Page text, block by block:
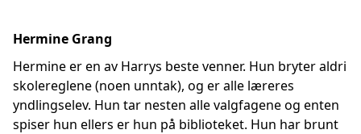
Hermine Grang
Hermine er en av Harrys beste venner. Hun bryter aldri
skolereglene (noen unntak), og er alle læreres
yndlingselev. Hun tar nesten alle valgfagene og enten
spiser hun ellers er hun på biblioteket. Hun har brunt